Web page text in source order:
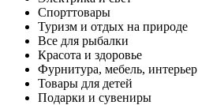
Спорттовары
Туризм и отдых на природе
Все для рыбалки
Красота и здоровье
Фурнитура, мебель, интерьер
Товары для детей
Подарки и сувениры